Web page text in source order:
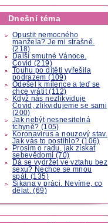
Dnešní téma
Opustit nemocného
manžela? Je mi strašně.
(218)
Další smutné Vánoce.
Covid (219)
Touhu po dítěti vyřešila
podrazem (109)
Odešel k milence a teď se
chce vrátit (112)
Když nás nezlikviduje
Covid, zlikvidujeme se sami
(200)
Jak nebýt nesnesitelná
tchyně? (105)
Koronavirus a nouzový stav.
Jak vás to postihlo? (106)
Prosím o radu, jak získat
sebevědomí (70)
Dá se vydržet ve vztahu bez
sexu? Nechce se mnou
spát. (135)
Šikana v práci. Nevíme, co
dělat. (69)